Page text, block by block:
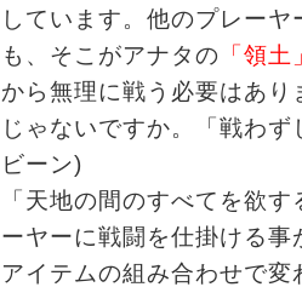
しています。他のプレーヤ
も、そこがアナタの 「領土
から無理に戦う必要はあ
じゃないですか。「戦わ
ビーン)
「天地の間のすべてを欲
ーヤーに戦闘を仕掛ける
アイテムの組み合わせで